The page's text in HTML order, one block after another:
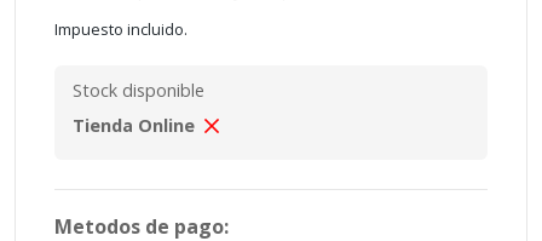
Impuesto incluido.
Stock disponible
Tienda Online
Metodos de pago: